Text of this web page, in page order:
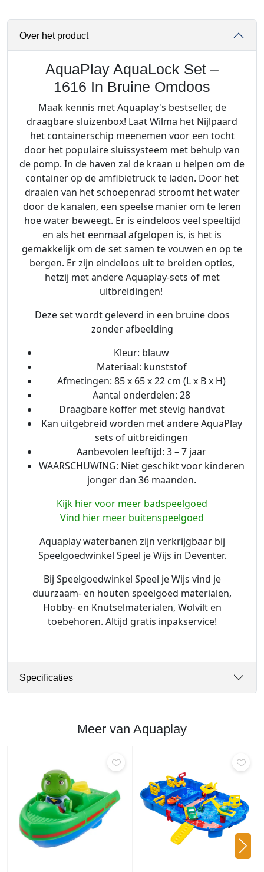
Over het product
AquaPlay AquaLock Set –
1616 In Bruine Omdoos
Maak kennis met Aquaplay's bestseller, de
draagbare sluizenbox! Laat Wilma het Nijlpaard
het containerschip meenemen voor een tocht
door het populaire sluissysteem met behulp van
de pomp. In de haven zal de kraan u helpen om de
container op de amfibietruck te laden. Door het
draaien van het schoepenrad stroomt het water
door de kanalen, een speelse manier om te leren
hoe water beweegt. Er is eindeloos veel speeltijd
en als het eenmaal afgelopen is, is het is
gemakkelijk om de set samen te vouwen en op te
bergen. Er zijn eindeloos uit te breiden opties,
hetzij met andere Aquaplay-sets of met
uitbreidingen!
Deze set wordt geleverd in een bruine doos
zonder afbeelding
Kleur: blauw
Materiaal: kunststof
Afmetingen: 85 x 65 x 22 cm (L x B x H)
Aantal onderdelen: 28
Draagbare koffer met stevig handvat
Kan uitgebreid worden met andere AquaPlay
sets of uitbreidingen
Aanbevolen leeftijd: 3 – 7 jaar
WAARSCHUWING: Niet geschikt voor kinderen
jonger dan 36 maanden.
Kijk hier voor meer badspeelgoed
Vind hier meer buitenspeelgoed
Aquaplay waterbanen zijn verkrijgbaar bij
Speelgoedwinkel Speel je Wijs in Deventer.
Bij Speelgoedwinkel Speel je Wijs vind je
duurzaam- en houten speelgoed materialen,
Hobby- en Knutselmaterialen, Wolvilt en
toebehoren. Altijd gratis inpakservice!
Specificaties
Meer van Aquaplay